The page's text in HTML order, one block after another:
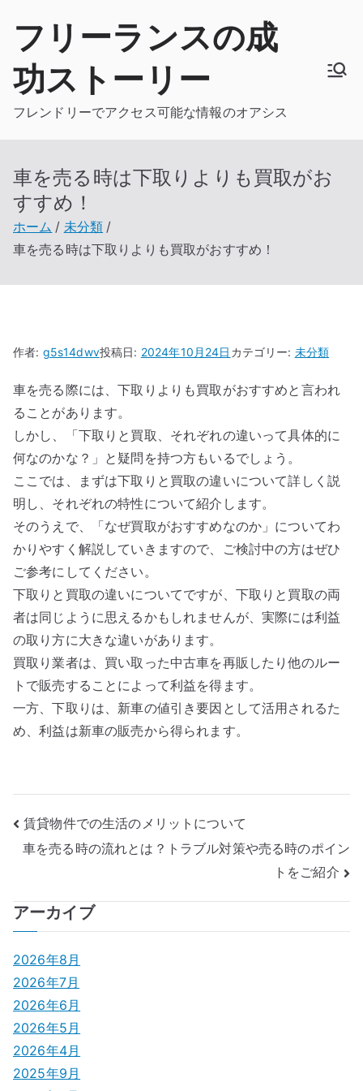
フリーランスの成
功ストーリー
フレンドリーでアクセス可能な情報のオアシス
車を売る時は下取りよりも買取がお
すすめ！
ホーム
未分類
車を売る時は下取りよりも買取がおすすめ！
作者: g5s14dwv投稿日: 2024年10月24日 カテゴリー: 未分類
車を売る際には、下取りよりも買取がおすすめと言われ
ることがあります。
しかし、「下取りと買取、それぞれの違いって具体的に
何なのかな？」と疑問を持つ方もいるでしょう。
ここでは、まずは下取りと買取の違いについて詳しく説
明し、それぞれの特性について紹介します。
そのうえで、「なぜ買取がおすすめなのか」についてわ
かりやすく解説していきますので、ご検討中の方はぜひ
ご参考にしてください。
下取りと買取の違いについてですが、下取りと買取の両
者は同じように思えるかもしれませんが、実際には利益
の取り方に大きな違いがあります。
買取り業者は、買い取った中古車を再販したり他のルー
トで販売することによって利益を得ます。
一方、下取りは、新車の値引き要因として活用されるた
め、利益は新車の販売から得られます。
投
稿
ナ
ビ
ゲ
ー
シ
ョ
賃貸物件での生活のメリットについて
車を売る時の流れとは？トラブル対策や売る時のポイン
トをご紹介
アーカイブ
2026年8月
2026年7月
2026年6月
2026年5月
2026年4月
2025年9月